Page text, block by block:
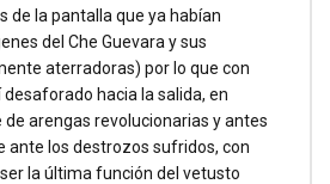
de la pantalla que ya habían
del Che Guevara y sus
aterradoras) por lo que con
hacia la salida, en
arengas revolucionarias y antes
ante los destrozos sufridos, con
la última función del vetusto